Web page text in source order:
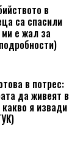
в
са спасили
е жал за
в потрес:
да живеят в
я извади